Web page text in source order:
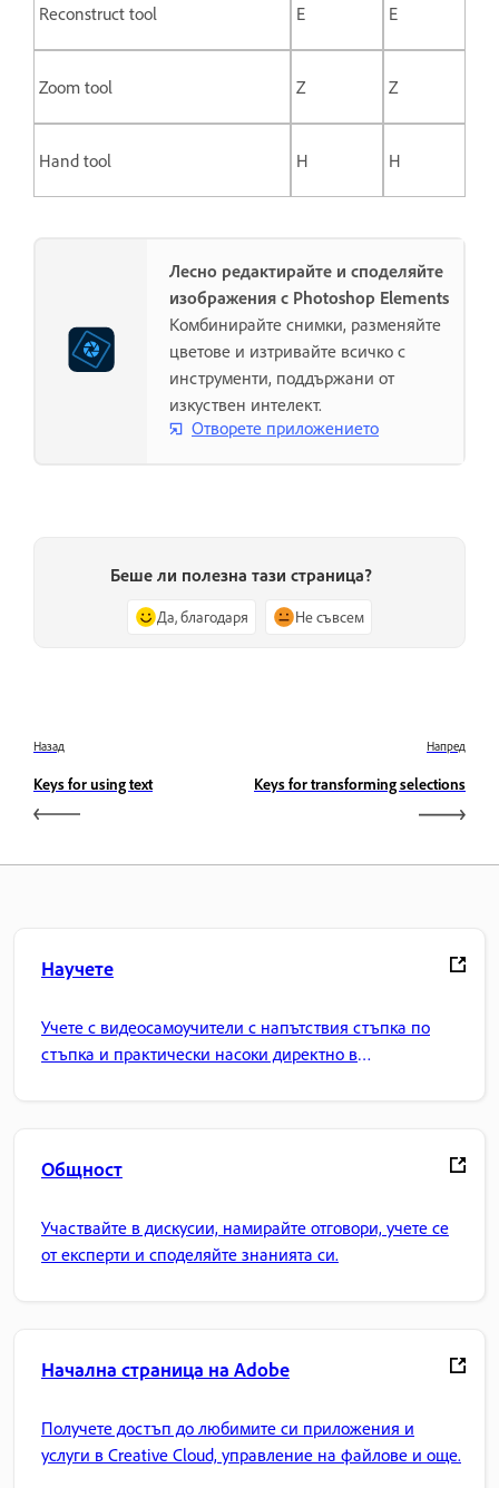
Reconstruct tool E E
Zoom tool Z Z
Hand tool H H
Лесно редактирайте и споделяйте
изображения с Photoshop Elements
Комбинирайте снимки, разменяйте
цветове и изтривайте всичко с
инструменти, поддържани от
изкуствен интелект.
Отворете приложението
Беше ли полезна тази страница?
Да, благодаря Не съвсем
Назад
Keys for using text
Напред
Keys for transforming selections
Научете
Учете с видеосамоучители с напътствия стъпка по
стъпка и практически насоки директно в
Общност
Участвайте в дискусии, намирайте отговори, учете се
от експерти и споделяйте знанията си.
Начална страница на Adobe
Получете достъп до любимите си приложения и
услуги в Creative Cloud, управление на файлове и още.